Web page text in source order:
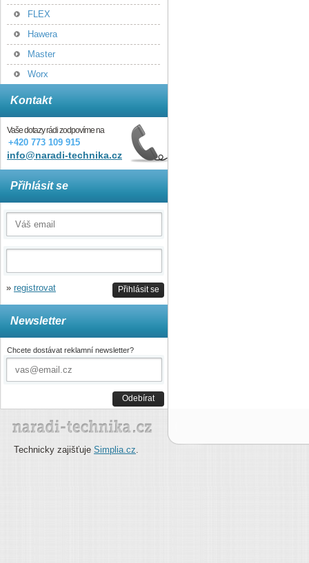
FLEX
Hawera
Master
Worx
Kontakt
Vaše dotazy rádi zodpovíme na
+420 773 109 915
info@naradi-technika.cz
Přihlásit se
Přihlásit se
» registrovat
Newsletter
Chcete dostávat reklamní newsletter?
Odebírat
Technicky zajišťuje Simplia.cz.